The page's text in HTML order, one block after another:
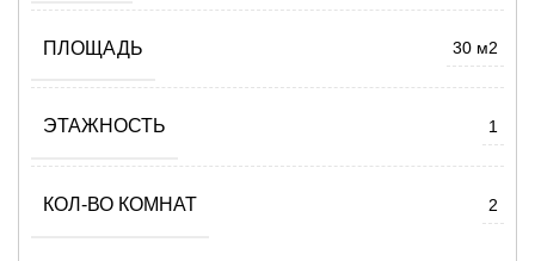
ПЛОЩАДЬ 30 м2
ЭТАЖНОСТЬ 1
КОЛ-ВО КОМНАТ 2